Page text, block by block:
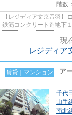
階数
【レジディア文京音羽】 □東京都文京区大塚五丁目40-17 □2003年８月築 □
鉄筋コンクリート造地下１階付き 地上
現
レジディア
賃貸｜マンション ア
千代
山手
南北